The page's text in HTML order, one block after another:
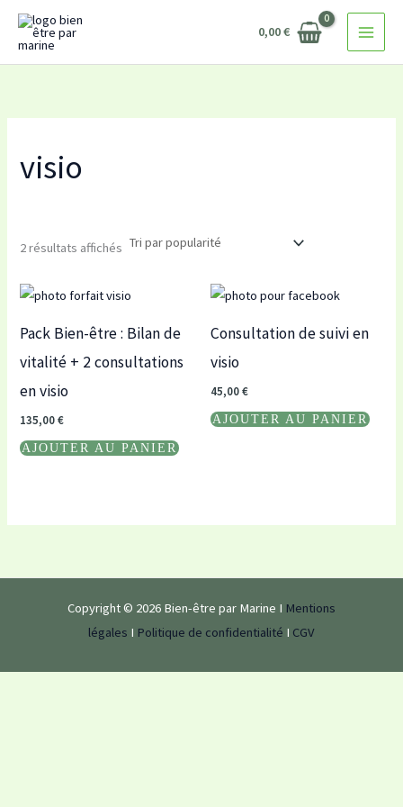
Aller
0,00€
visio
2 résultats affichés
Pack Bien-être : Bilan de
vitalité + 2 consultations
en visio
135,00€
AJOUTER AU PANIER
Consultation de suivi en
visio
45,00€
AJOUTER AU PANIER
Copyright © 2026 Bien-être par Marine I Mentions
légales I Politique de confidentialité I CGV